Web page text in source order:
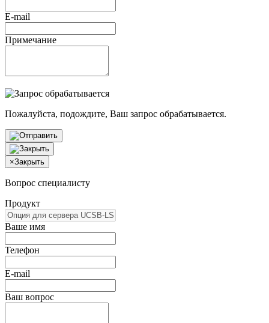
E-mail
Примечание
Пожалуйста, подождите, Ваш запрос обрабатывается.
×Закрыть
Вопрос специалисту
Продукт
Ваше имя
Телефон
E-mail
Ваш вопрос